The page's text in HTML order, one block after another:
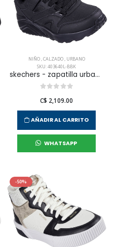
NIÑO,CALZADO, URBANO
SKU: 403640L-BBK
skechers - zapatilla urbana uno lite para niño junior
C$ 2,109.00
AÑADIR AL CARRITO
WHATSAPP
-50%